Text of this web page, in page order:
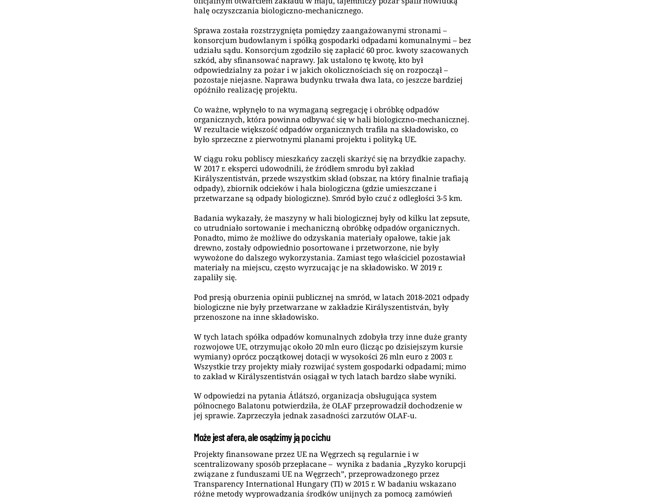
halę oczyszczania biologiczno-mechanicznego.
Sprawa została rozstrzygnięta pomiędzy zaangażowanymi stronami –
konsorcjum budowlanym i spółką gospodarki odpadami komunalnymi – bez
udziału sądu. Konsorcjum zgodziło się zapłacić 60 proc. kwoty szacowanych
szkód, aby sfinansować naprawy. Jak ustalono tę kwotę, kto był
odpowiedzialny za pożar i w jakich okolicznościach się on rozpoczął –
pozostaje niejasne. Naprawa budynku trwała dwa lata, co jeszcze bardziej
opóźniło realizację projektu.
Co ważne, wpłynęło to na wymaganą segregację i obróbkę odpadów
organicznych, która powinna odbywać się w hali biologiczno-mechanicznej.
W rezultacie większość odpadów organicznych trafiła na składowisko, co
było sprzeczne z pierwotnymi planami projektu i polityką UE.
W ciągu roku pobliscy mieszkańcy zaczęli skarżyć się na brzydkie zapachy.
W 2017 r. eksperci udowodnili, że źródłem smrodu był zakład
Királyszentistván, przede wszystkim skład (obszar, na który finalnie trafiają
odpady), zbiornik odcieków i hala biologiczna (gdzie umieszczane i
przetwarzane są odpady biologiczne). Smród było czuć z odległości 3-5 km.
Badania wykazały, że maszyny w hali biologicznej były od kilku lat zepsute,
co utrudniało sortowanie i mechaniczną obróbkę odpadów organicznych.
Ponadto, mimo że możliwe do odzyskania materiały opałowe, takie jak
drewno, zostały odpowiednio posortowane i przetworzone, nie były
wywożone do dalszego wykorzystania. Zamiast tego właściciel pozostawiał
materiały na miejscu, często wyrzucając je na składowisko. W 2019 r.
zapaliły się.
Pod presją oburzenia opinii publicznej na smród, w latach 2018-2021 odpady
biologiczne nie były przetwarzane w zakładzie Királyszentistván, były
przenoszone na inne składowisko.
W tych latach spółka odpadów komunalnych zdobyła trzy inne duże granty
rozwojowe UE, otrzymując około 20 mln euro (licząc po dzisiejszym kursie
wymiany) oprócz początkowej dotacji w wysokości 26 mln euro z 2003 r.
Wszystkie trzy projekty miały rozwijać system gospodarki odpadami; mimo
to zakład w Királyszentistván osiągał w tych latach bardzo słabe wyniki.
W odpowiedzi na pytania Átlátszó, organizacja obsługująca system
północnego Balatonu potwierdziła, że OLAF przeprowadził dochodzenie w
jej sprawie. Zaprzeczyła jednak zasadności zarzutów OLAF-u.
Może jest afera, ale osądzimy ją po cichu
Projekty finansowane przez UE na Węgrzech są regularnie i w
scentralizowany sposób przepłacane – wynika z badania „Ryzyko korupcji
związane z funduszami UE na Węgrzech”, przeprowadzonego przez
Transparency International Hungary (TI) w 2015 r. W badaniu wskazano
różne metody wyprowadzania środków unijnych za pomocą zamówień